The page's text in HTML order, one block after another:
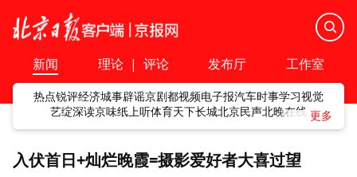
新闻 理论 | 评论 发布厅 工作室
热点锐评经济城事辟谣京剧都视频电子报汽车时事学习视觉
艺绽深读京味纸上听体育天下长城北京民声北晚在线
入伏首日+灿烂晚霞=摄影爱好者大喜过望